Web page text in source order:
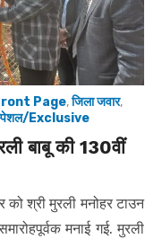
Page,जिला जवार,
Exclusive
बाबू की 130वीं
को श्री मुरली मनोहर टाउन
मनाई गई. मुरली